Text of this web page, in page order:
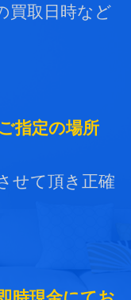
買取日時など
指定の場所
せて頂き正確